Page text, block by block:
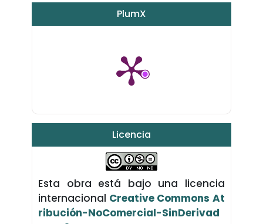
PlumX
Licencia
Esta obra está bajo una licencia
internacional Creative Commons At
ribución-NoComercial-SinDerivad